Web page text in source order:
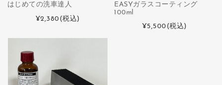
はじめての洗車達人
¥2,380 (税込)
EASYガラスコーティング
100ml
¥5,500 (税込)